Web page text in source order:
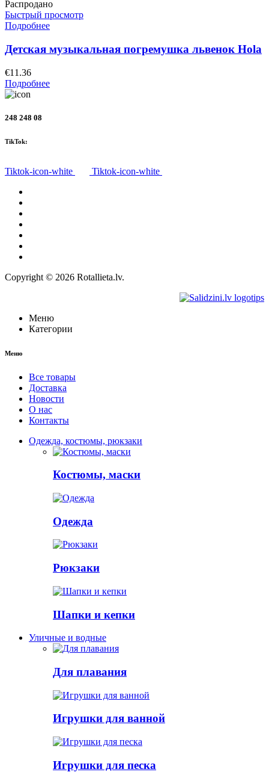
Распродано
Быстрый просмотр
Подробнее
Детская музыкальная погремушка львенок Hola
€11.36
Подробнее
248 248 08
TikTok:
Tiktok-icon-white
Tiktok-icon-white
Copyright © 2026 Rotallieta.lv.
Меню
Категории
Меню
Все товары
Доставка
Новости
О нас
Контакты
Одежда, костюмы, рюкзаки
Костюмы, маски
Одежда
Рюкзаки
Шапки и кепки
Уличные и водные
Для плавания
Игрушки для ванной
Игрушки для песка